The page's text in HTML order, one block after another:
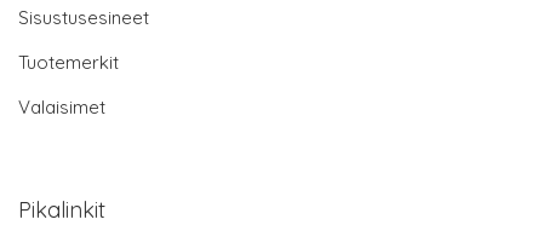
Sisustusesineet
Tuotemerkit
Valaisimet
Pikalinkit